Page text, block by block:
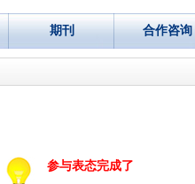
期刊 合作咨询
参与表态完成了